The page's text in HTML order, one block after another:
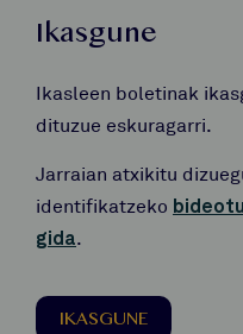
Ikasgune
Ikasleen boletinak
dituzue eskuragarri.
Jarraian atxikitu
identifikatzeko
gida.
IKASGUNE